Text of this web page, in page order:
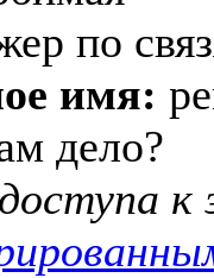
по
имя:
дело?
к